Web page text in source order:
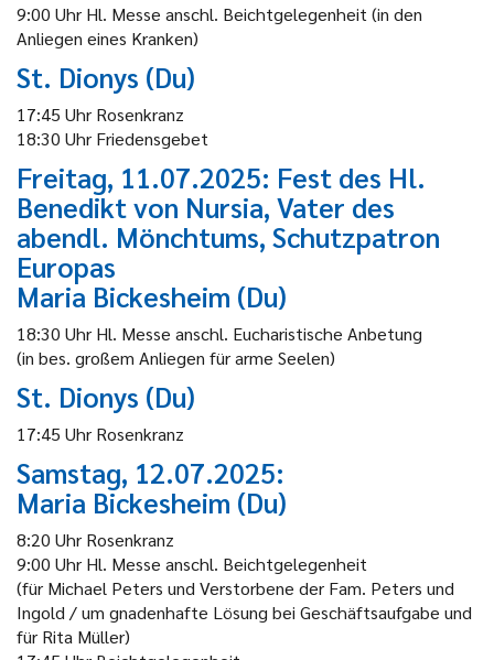
9:00 Uhr Hl. Messe anschl. Beichtgelegenheit (in den
Anliegen eines Kranken)
St. Dionys (Du)
17:45 Uhr Rosenkranz
18:30 Uhr Friedensgebet
Freitag, 11.07.2025: Fest des Hl.
Benedikt von Nursia, Vater des
abendl. Mönchtums, Schutzpatron
Europas
Maria Bickesheim (Du)
18:30 Uhr Hl. Messe anschl. Eucharistische Anbetung
(in bes. großem Anliegen für arme Seelen)
St. Dionys (Du)
17:45 Uhr Rosenkranz
Samstag, 12.07.2025:
Maria Bickesheim (Du)
8:20 Uhr Rosenkranz
9:00 Uhr Hl. Messe anschl. Beichtgelegenheit
(für Michael Peters und Verstorbene der Fam. Peters und
Ingold / um gnadenhafte Lösung bei Geschäftsaufgabe und
für Rita Müller)